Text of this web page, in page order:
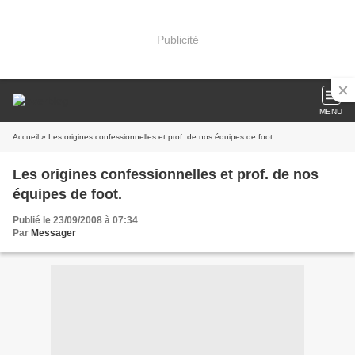
Publicité
MENU
Accueil » Les origines confessionnelles et prof. de nos équipes de foot.
Les origines confessionnelles et prof. de nos
équipes de foot.
Publié le 23/09/2008 à 07:34
Par Messager